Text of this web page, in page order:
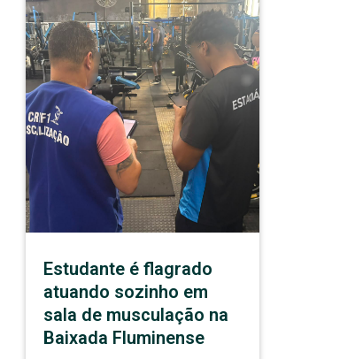
Estudante é flagrado
atuando sozinho em
sala de musculação na
Baixada Fluminense